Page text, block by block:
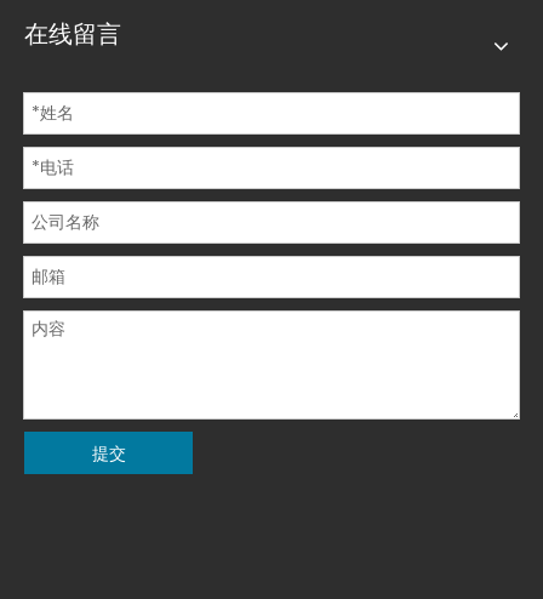
在线留言
在线留言
提交